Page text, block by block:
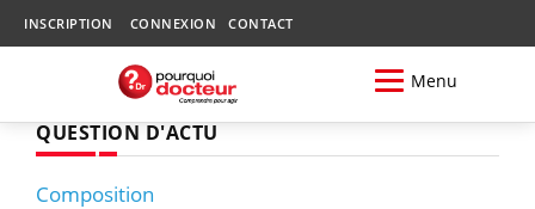
INSCRIPTION CONNEXION CONTACT
Menu
QUESTION D'ACTU
Composition